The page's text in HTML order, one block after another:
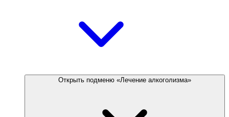
Открыть подменю «Лечение алкоголизма»